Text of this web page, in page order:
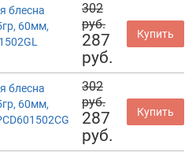
блесна
60мм,
302
руб.
287
руб.
Купить
блесна
60мм,
302
руб.
287
руб.
Купить